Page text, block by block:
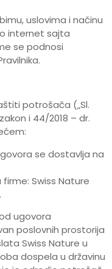
uslovima i načinu
internet sajta
se podnosi
potrošača („Sl.
i 44/2018 – dr.
se dostavlja na
Swiss Nature
ugovora
poslovnih prostorija
Swiss Nature u
dospela u državinu